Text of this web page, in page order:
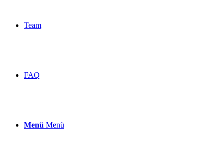
Team
FAQ
Menü Menü